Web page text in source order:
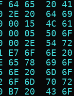
64 65  20
2E 20  64
00 15  4C
00 05  50
00 2E  54
E7 6F  6E
65 78  69
6E 20  6D
6F 6D  70
B7 20  43